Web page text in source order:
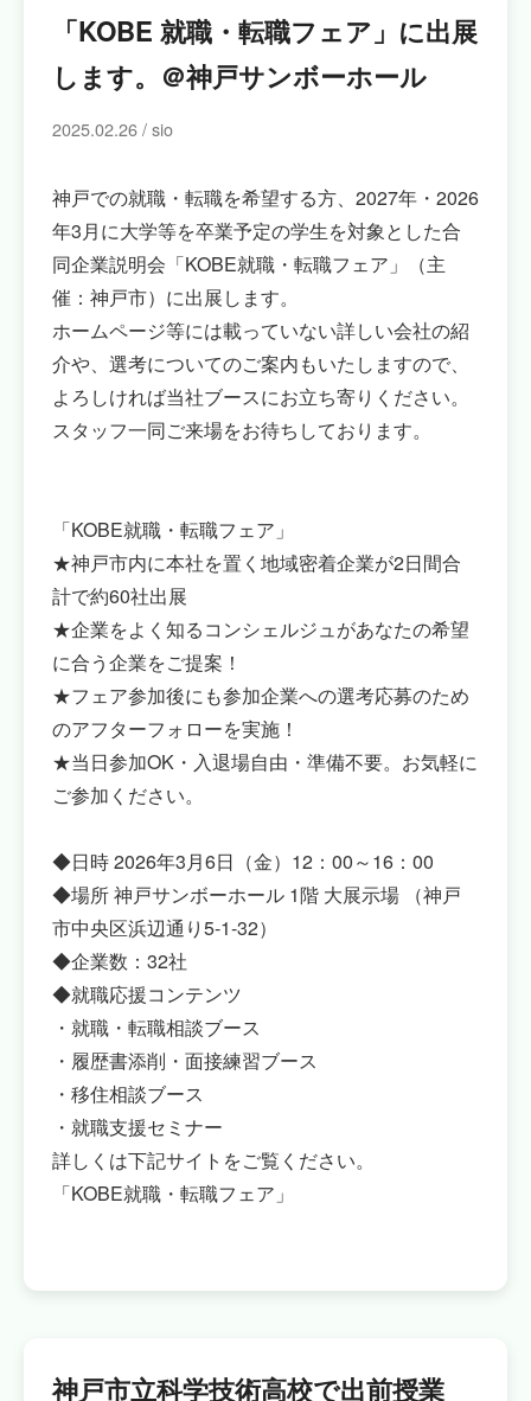
「KOBE 就職・転職フェア」に出展
します。＠神戸サンボーホール
2025.02.26 / sio
神戸での就職・転職を希望する方、2027年・2026
年3月に大学等を卒業予定の学生を対象とした合
同企業説明会「KOBE就職・転職フェア」（主
催：神戸市）に出展します。
ホームページ等には載っていない詳しい会社の紹
介や、選考についてのご案内もいたしますので、
よろしければ当社ブースにお立ち寄りください。
スタッフ一同ご来場をお待ちしております。
「KOBE就職・転職フェア」
★神戸市内に本社を置く地域密着企業が2日間合
計で約60社出展
★企業をよく知るコンシェルジュがあなたの希望
に合う企業をご提案！
★フェア参加後にも参加企業への選考応募のため
のアフターフォローを実施！
★当日参加OK・入退場自由・準備不要。お気軽に
ご参加ください。
◆日時 2026年3月6日（金）12：00～16：00
◆場所 神戸サンボーホール 1階 大展示場 （神戸
市中央区浜辺通り5-1-32）
◆企業数：32社
◆就職応援コンテンツ
・就職・転職相談ブース
・履歴書添削・面接練習ブース
・移住相談ブース
・就職支援セミナー
詳しくは下記サイトをご覧ください。
「KOBE就職・転職フェア」
神戸市立科学技術高校で出前授業